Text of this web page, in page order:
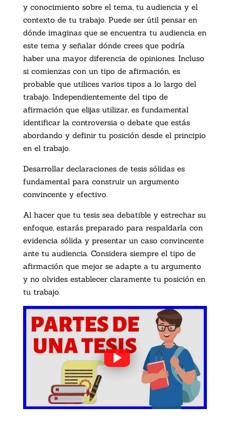
y conocimiento sobre el tema, tu audiencia y el
contexto de tu trabajo. Puede ser útil pensar en
dónde imaginas que se encuentra tu audiencia en
este tema y señalar dónde crees que podría
haber una mayor diferencia de opiniones. Incluso
si comienzas con un tipo de afirmación, es
probable que utilices varios tipos a lo largo del
trabajo. Independientemente del tipo de
afirmación que elijas utilizar, es fundamental
identificar la controversia o debate que estás
abordando y definir tu posición desde el principio
en el trabajo.
Desarrollar declaraciones de tesis sólidas es
fundamental para construir un argumento
convincente y efectivo.
Al hacer que tu tesis sea debatible y estrechar su
enfoque, estarás preparado para respaldarla con
evidencia sólida y presentar un caso convincente
ante tu audiencia. Considera siempre el tipo de
afirmación que mejor se adapte a tu argumento
y no olvides establecer claramente tu posición en
tu trabajo.